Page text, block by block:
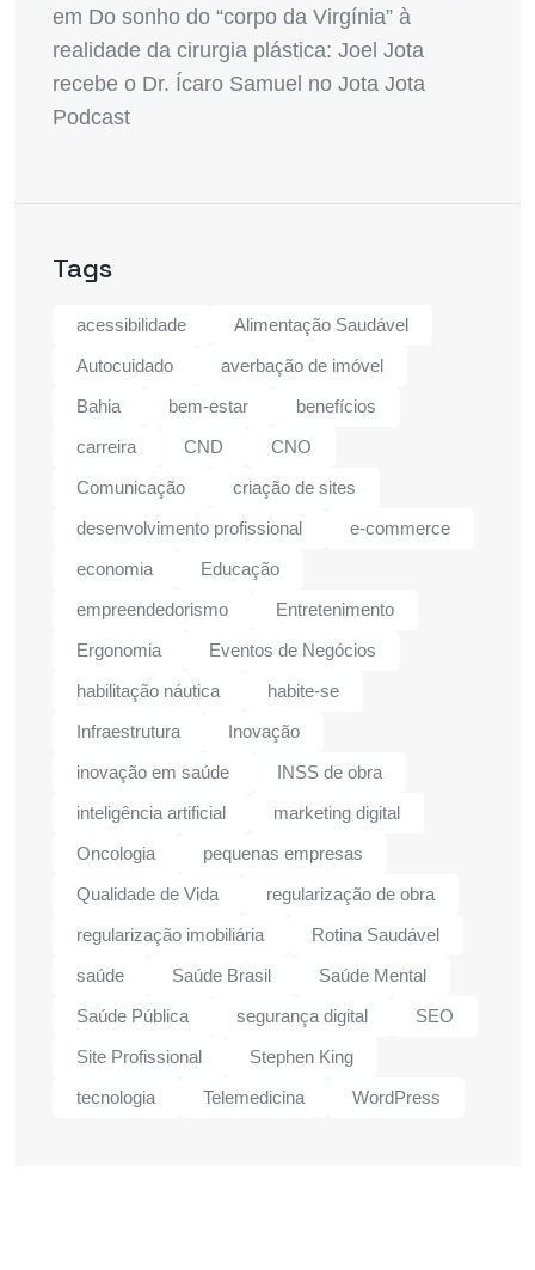
em Do sonho do “corpo da Virgínia” à
realidade da cirurgia plástica: Joel Jota
recebe o Dr. Ícaro Samuel no Jota Jota
Podcast
Tags
acessibilidade
Alimentação Saudável
Autocuidado
averbação de imóvel
Bahia
bem-estar
benefícios
carreira
CND
CNO
Comunicação
criação de sites
desenvolvimento profissional
e-commerce
economia
Educação
empreendedorismo
Entretenimento
Ergonomia
Eventos de Negócios
habilitação náutica
habite-se
Infraestrutura
Inovação
inovação em saúde
INSS de obra
inteligência artificial
marketing digital
Oncologia
pequenas empresas
Qualidade de Vida
regularização de obra
regularização imobiliária
Rotina Saudável
saúde
Saúde Brasil
Saúde Mental
Saúde Pública
segurança digital
SEO
Site Profissional
Stephen King
tecnologia
Telemedicina WordPress